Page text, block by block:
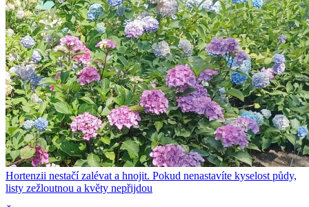
Hortenzii nestačí zalévat a hnojit. Pokud nenastavíte kyselost půdy,
listy zežloutnou a květy nepřijdou